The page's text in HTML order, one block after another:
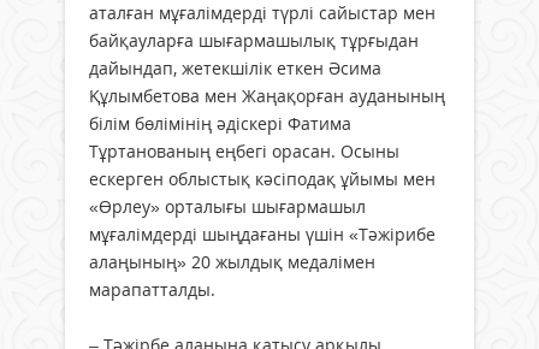
аталған мұғалімдерді түрлі сайыстар мен
байқауларға шығармашылық тұрғыдан
дайындап, жетекшілік еткен Әсима
Құлымбетова мен Жаңақорған ауданының
білім бөлімінің әдіскері Фатима
Тұртанованың еңбегі орасан. Осыны
ескерген облыстық кәсіподақ ұйымы мен
«Өрлеу» орталығы шығармашыл
мұғалімдерді шыңдағаны үшін «Тәжірибе
алаңының» 20 жылдық медалімен
марапатталды.